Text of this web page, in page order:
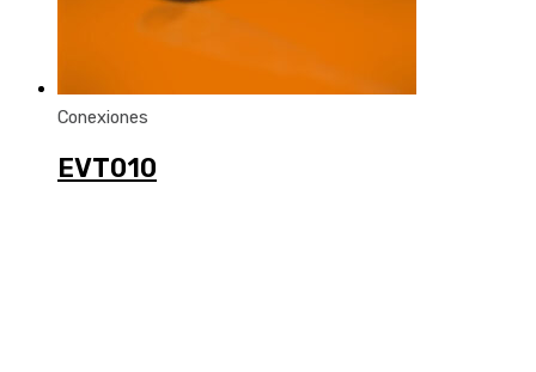
Conexiones
EVT010